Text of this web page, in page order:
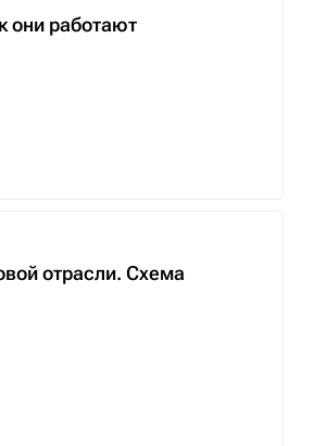
они работают
отрасли. Схема